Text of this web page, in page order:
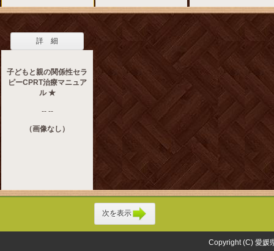
詳 細
子どもと親の関係性セラ
ピーCPRT治療マニュア
ル ★
-- --
（画像なし）
次を表示
Copyright (C) 愛媛